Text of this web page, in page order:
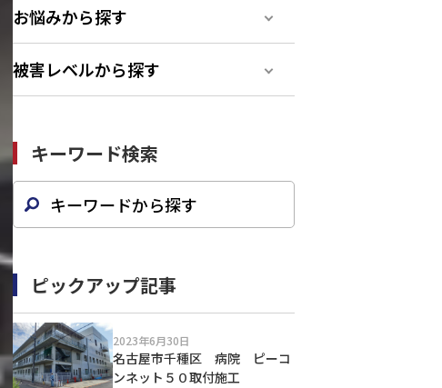
お悩みから探す
被害レベルから探す
キーワード検索
ピックアップ記事
2023年6月30日
名古屋市千種区 病院 ピーコ
ンネット５０取付施工